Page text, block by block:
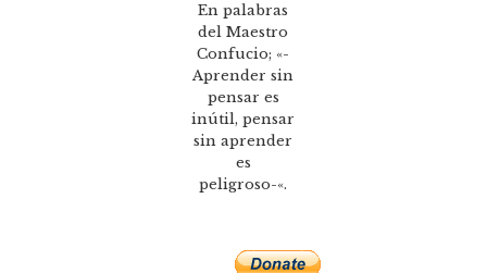
En palabras
del Maestro
Confucio; «-
Aprender sin
pensar es
inútil, pensar
sin aprender
es
peligroso-«.